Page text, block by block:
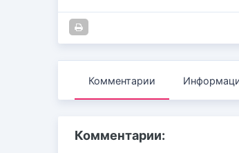
Комментарии
Комментарии: